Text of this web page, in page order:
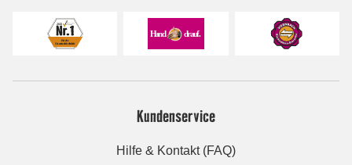
Kundenservice
Hilfe & Kontakt (FAQ)